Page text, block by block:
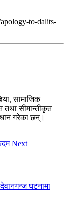
to-dalits-
सामाजिक
तथा सीमान्तीकृत
गरेका छन्।
Next